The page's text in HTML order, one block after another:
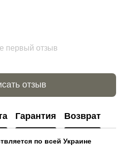
первый отзыв
отзыв
Гарантия Возврат
по всей Украине